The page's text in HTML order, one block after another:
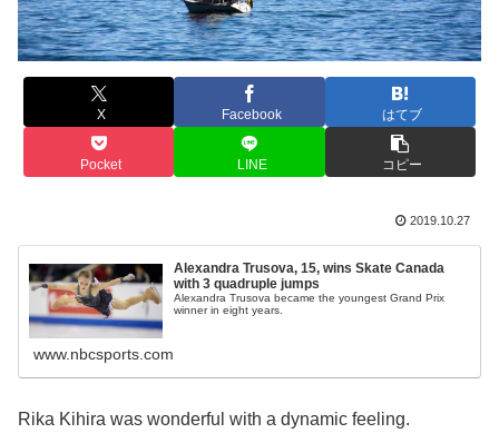
X Facebook はてブ
Pocket LINE コピー
2019.10.27
Alexandra Trusova, 15, wins Skate Canada
with 3 quadruple jumps
Alexandra Trusova became the youngest Grand Prix
winner in eight years.
www.nbcsports.com
Rika Kihira was wonderful with a dynamic feeling.